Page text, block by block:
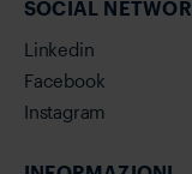
SOCIAL
Linkedin
Facebook
Instagram